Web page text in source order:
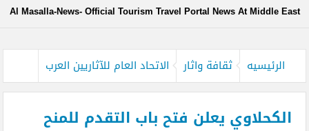
تجليات اللغة العربية في بهاء الخط العربي.. معارض مؤقتة بمناسبة الاحتفال
Al Masalla-News- Official Tourism Travel Portal News At Middle East
الرئيسيه ثقافة واثار الاتحاد العام للآثاريين العرب
الكحلاوي يعلن فتح باب التقدم للمنح